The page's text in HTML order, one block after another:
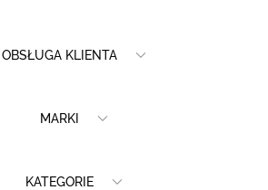
OBSŁUGA KLIENTA
MARKI
KATEGORIE